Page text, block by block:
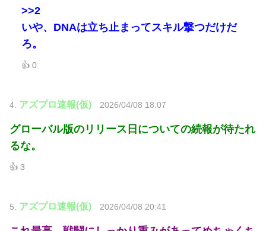
>>2
いや、DNAは立ち止まってスキル撃つだけだ
ろ。
👍 0
4. アズプロ速報(仮) 2026/04/08 18:07
グローバル版のリリース日についての続報が待たれ
るな。
👍 3
5. アズプロ速報(仮) 2026/04/08 20:41